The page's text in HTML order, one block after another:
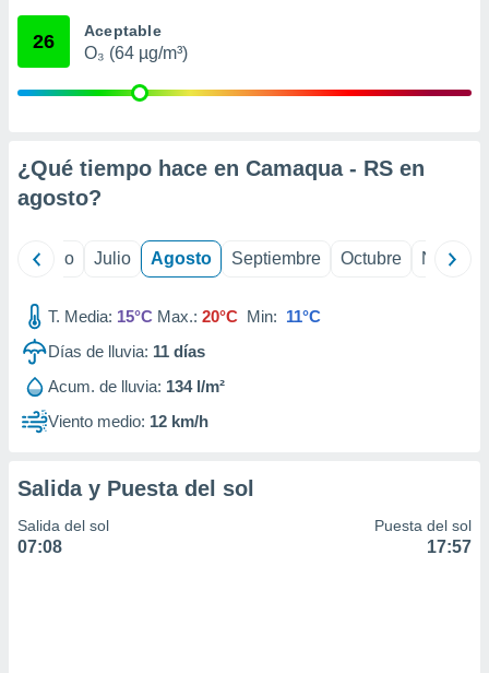
mediante
publicidad
1199
26 Aceptable
O₃ (64 µg/m³)
¿Qué tiempo hace en Camaqua - RS en
agosto?
Junio Julio Agosto Septiembre Octubre
T. Media: 15°C Max.: 20°C Min: 11°C
Días de lluvia: 11 días
Acum. de lluvia: 134 l/m²
Viento medio: 12 km/h
Salida y Puesta del sol
Salida del sol
07:08
Puesta del sol
17:57